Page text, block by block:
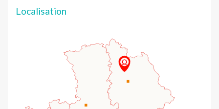
Localisation